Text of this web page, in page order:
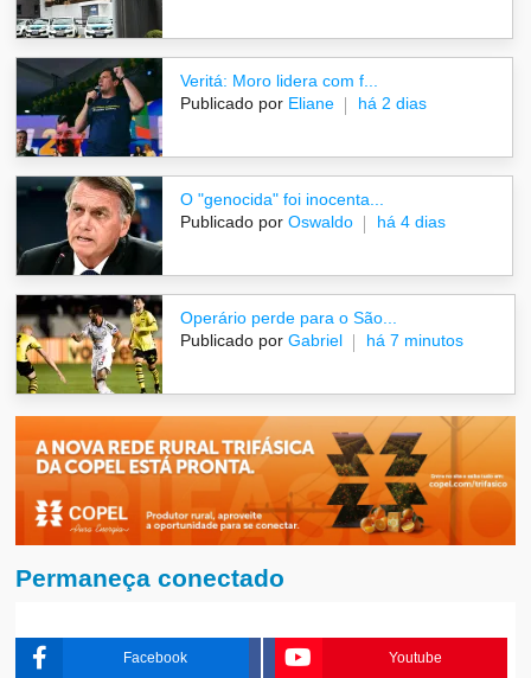
Veritá: Moro lidera com f...
Publicado por Eliane há 2 dias
O "genocida" foi inocenta...
Publicado por Oswaldo há 4 dias
Operário perde para o São...
Publicado por Gabriel há 7 minutos
Permaneça conectado
Facebook Youtube